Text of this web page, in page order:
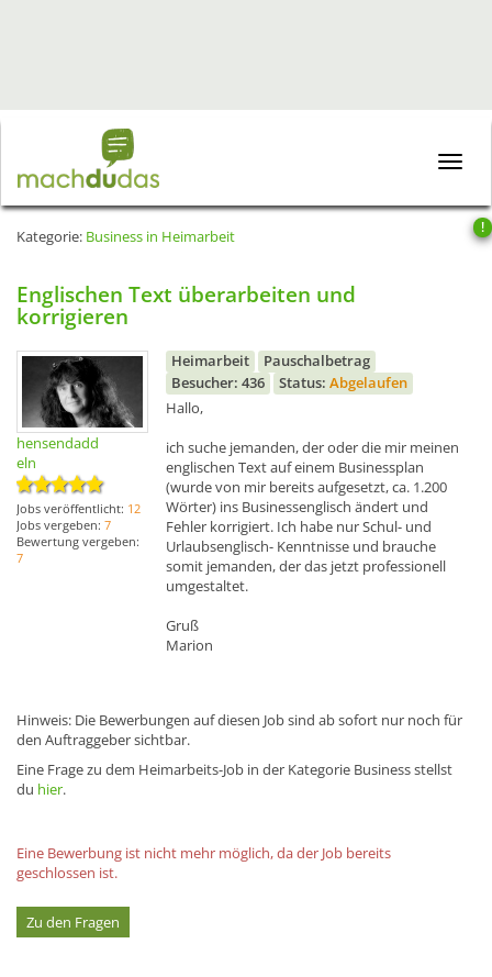
Toggle
!
Kategorie: Business in Heimarbeit
Englischen Text überarbeiten und
korrigieren
hensendadd
eln
Jobs veröffentlicht: 12
Jobs vergeben: 7
Bewertung vergeben:
7
Heimarbeit
Pauschalbetrag
Besucher: 436
Status: Abgelaufen
Hallo,
ich suche jemanden, der oder die mir meinen
englischen Text auf einem Businessplan
(wurde von mir bereits aufgesetzt, ca. 1.200
Wörter) ins Businessenglisch ändert und
Fehler korrigiert. Ich habe nur Schul- und
Urlaubsenglisch- Kenntnisse und brauche
somit jemanden, der das jetzt professionell
umgestaltet.
Gruß
Marion
Hinweis: Die Bewerbungen auf diesen Job sind ab sofort nur noch für
den Auftraggeber sichtbar.
Eine Frage zu dem Heimarbeits-Job in der Kategorie Business stellst
du hier.
Eine Bewerbung ist nicht mehr möglich, da der Job bereits
geschlossen ist.
Zu den Fragen